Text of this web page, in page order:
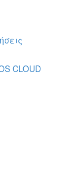
CLOUD